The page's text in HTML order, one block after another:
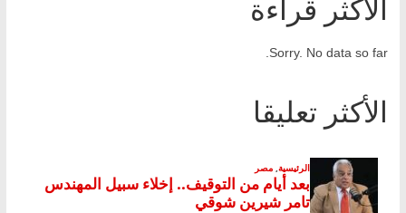
الأكثر قراءة
Sorry. No data so far.
الأكثر تعليقا